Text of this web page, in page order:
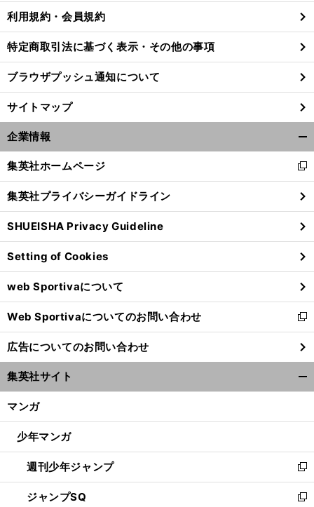
利用規約・会員規約
特定商取引法に基づく表示・その他の事項
ブラウザプッシュ通知について
サイトマップ
企業情報
閉
る
集英社ホームページ
新
し
い
ウ
ィ
ン
ド
ウ
で
開
く
集英社プライバシーガイドライン
SHUEISHA Privacy Guideline
Setting of Cookies
web Sportivaについて
Web Sportivaについてのお問い合わせ
新
し
い
ウ
ィ
ン
ウ
開
く
広告についてのお問い合わせ
集英社サイト
マンガ
少年マンガ
週刊少年ジャンプ
新
し
い
ジャンプSQ
新